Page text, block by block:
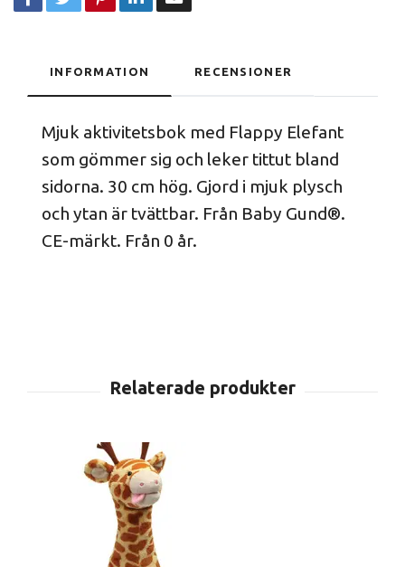
INFORMATION RECENSIONER
Mjuk aktivitetsbok med Flappy Elefant
som gömmer sig och leker tittut bland
sidorna. 30 cm hög. Gjord i mjuk plysch
och ytan är tvättbar. Från Baby Gund®.
CE-märkt. Från 0 år.